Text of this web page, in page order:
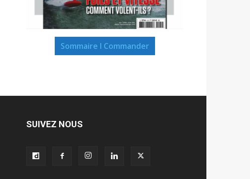
Sommaire I Commander
SUIVEZ NOUS